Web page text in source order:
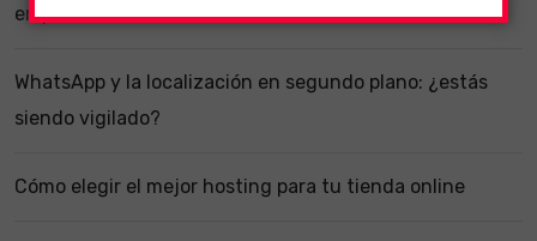
empresa
WhatsApp y la localización en segundo plano: ¿estás
siendo vigilado?
Cómo elegir el mejor hosting para tu tienda online